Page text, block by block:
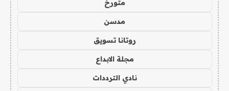
متورخ
مدسن
روتانا تسويق
مجلة الابداع
نادي الترددات